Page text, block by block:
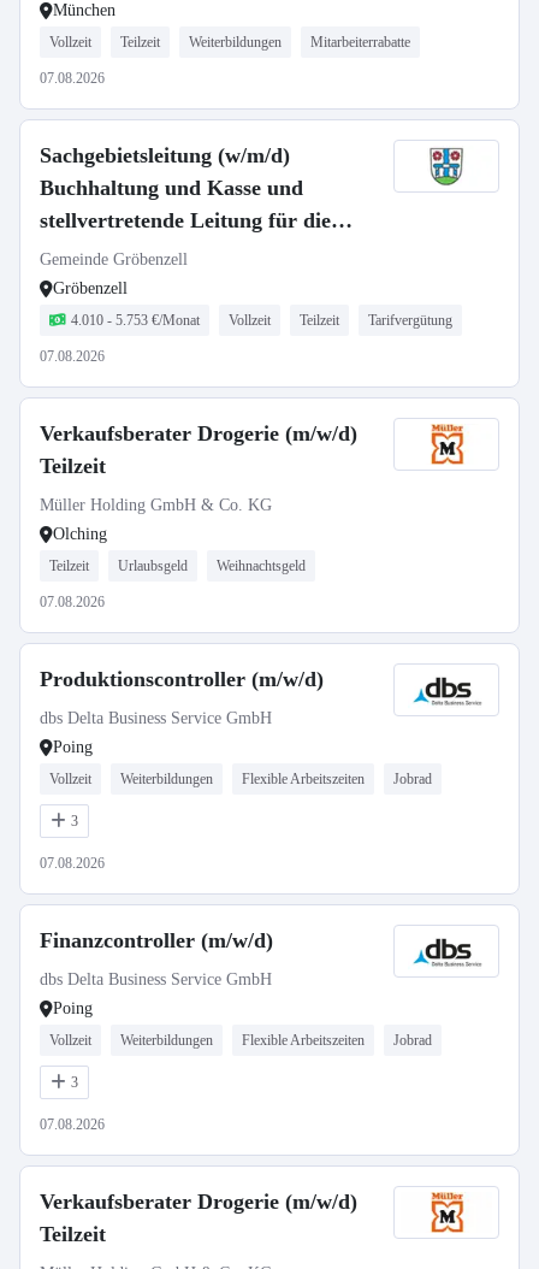
München
Vollzeit Teilzeit Weiterbildungen Mitarbeiterrabatte
07.08.2026
Sachgebietsleitung (w/m/d)
Buchhaltung und Kasse und
stellvertretende Leitung für die
Finanzverwaltung
Gemeinde Gröbenzell
Gröbenzell
4.010 - 5.753 €/Monat Vollzeit Teilzeit Tarifvergütung
07.08.2026
Verkaufsberater Drogerie (m/w/d)
Teilzeit
Müller Holding GmbH & Co. KG
Olching
Teilzeit Urlaubsgeld Weihnachtsgeld
07.08.2026
Produktionscontroller (m/w/d)
dbs Delta Business Service GmbH
Poing
Vollzeit Weiterbildungen Flexible Arbeitszeiten Jobrad
3
07.08.2026
Finanzcontroller (m/w/d)
dbs Delta Business Service GmbH
Poing
Vollzeit Weiterbildungen Flexible Arbeitszeiten Jobrad
3
07.08.2026
Verkaufsberater Drogerie (m/w/d)
Teilzeit